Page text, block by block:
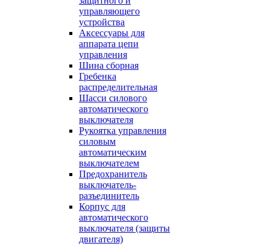
управляющего
устройства
Аксессуары для
аппарата цепи
управления
Шина сборная
Гребенка
распределительная
Шасси силового
автоматического
выключателя
Рукоятка управления
силовым
автоматическим
выключателем
Предохранитель
выключатель-
разъединитель
Корпус для
автоматического
выключателя (защиты
двигателя)